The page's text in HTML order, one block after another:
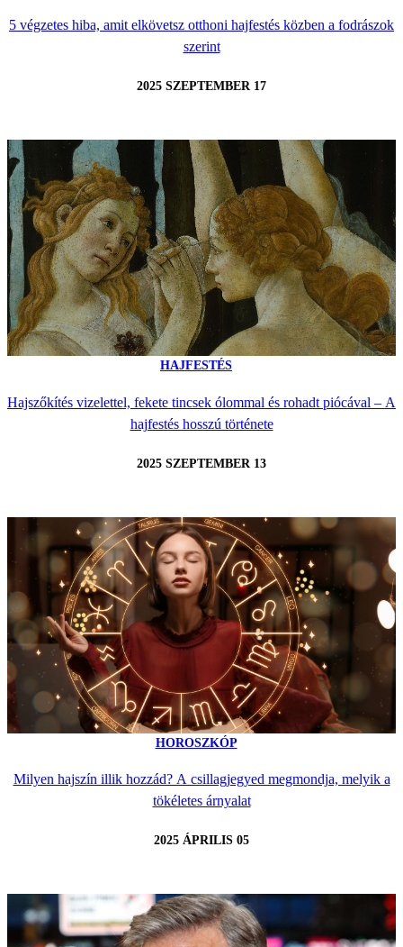
5 végzetes hiba, amit elkövetsz otthoni hajfestés közben a fodrászok
szerint
2025 SZEPTEMBER 17
HAJFESTÉS
Hajszőkítés vizelettel, fekete tincsek ólommal és rohadt piócával – A
hajfestés hosszú története
2025 SZEPTEMBER 13
HOROSZKÓP
Milyen hajszín illik hozzád? A csillagjegyed megmondja, melyik a
tökéletes árnyalat
2025 ÁPRILIS 05